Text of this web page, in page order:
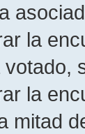
la
votado,
la
mitad